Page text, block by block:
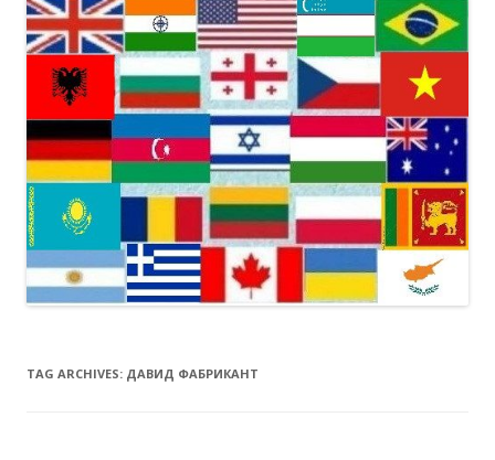
TAG ARCHIVES: ДАВИД ФАБРИКАНТ